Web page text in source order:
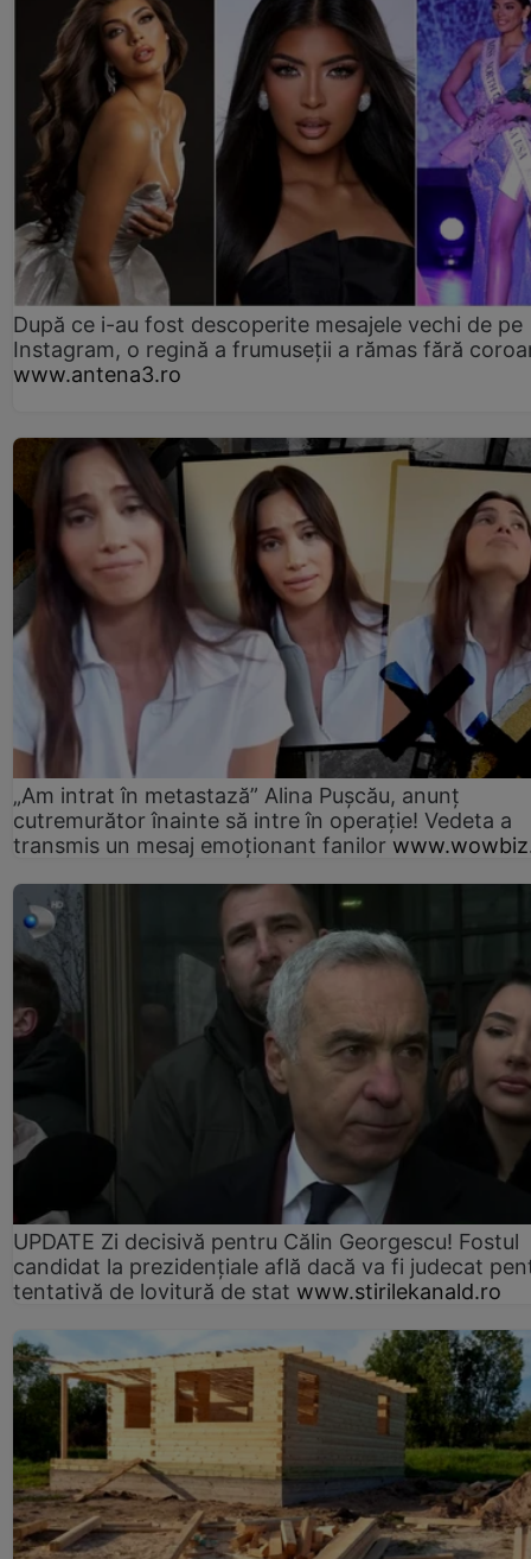
După ce i-au fost descoperite mesajele vechi de pe
Instagram, o regină a frumuseții a rămas fără
www.antena3.ro
„Am intrat în metastază” Alina Pușcău, anunț
cutremurător înainte să intre în operație! Vedeta a
transmis un mesaj emoționant fanilor
UPDATE Zi decisivă pentru Călin Georgescu! Fostul
candidat la prezidențiale află dacă va fi judecat
tentativă de lovitură de stat www.stirilekanald.ro